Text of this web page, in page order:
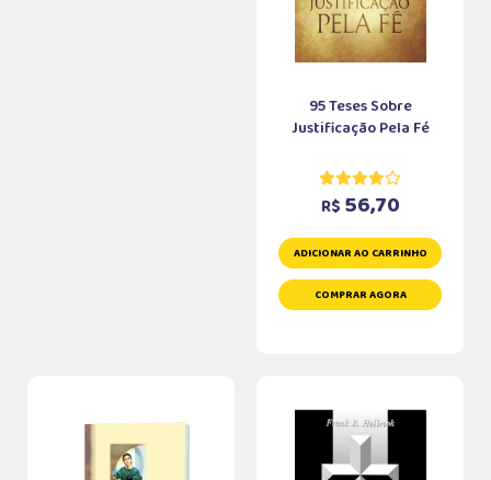
95 Teses Sobre
Justificação Pela Fé
R$ 56,70
ADICIONAR AO CARRINHO
COMPRAR AGORA